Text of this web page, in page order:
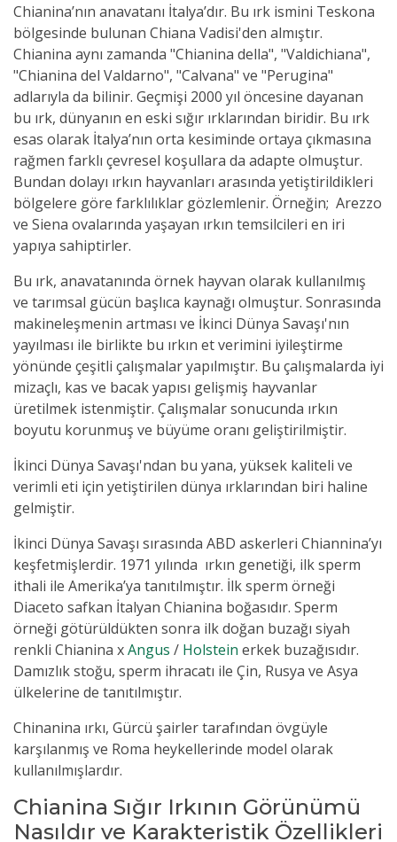
Chianina’nın anavatanı İtalya’dır. Bu ırk ismini Teskona
bölgesinde bulunan Chiana Vadisi'den almıştır.
Chianina aynı zamanda "Chianina della", "Valdichiana",
"Chianina del Valdarno", "Calvana" ve "Perugina"
adlarıyla da bilinir. Geçmişi 2000 yıl öncesine dayanan
bu ırk, dünyanın en eski sığır ırklarından biridir. Bu ırk
esas olarak İtalya’nın orta kesiminde ortaya çıkmasına
rağmen farklı çevresel koşullara da adapte olmuştur.
Bundan dolayı ırkın hayvanları arasında yetiştirildikleri
bölgelere göre farklılıklar gözlemlenir. Örneğin; Arezzo
ve Siena ovalarında yaşayan ırkın temsilcileri en iri
yapıya sahiptirler.
Bu ırk, anavatanında örnek hayvan olarak kullanılmış
ve tarımsal gücün başlıca kaynağı olmuştur. Sonrasında
makineleşmenin artması ve İkinci Dünya Savaşı'nın
yayılması ile birlikte bu ırkın et verimini iyileştirme
yönünde çeşitli çalışmalar yapılmıştır. Bu çalışmalarda iyi
mizaçlı, kas ve bacak yapısı gelişmiş hayvanlar
üretilmek istenmiştir. Çalışmalar sonucunda ırkın
boyutu korunmuş ve büyüme oranı geliştirilmiştir.
İkinci Dünya Savaşı'ndan bu yana, yüksek kaliteli ve
verimli eti için yetiştirilen dünya ırklarından biri haline
gelmiştir.
İkinci Dünya Savaşı sırasında ABD askerleri Chiannina’yı
keşfetmişlerdir. 1971 yılında ırkın genetiği, ilk sperm
ithali ile Amerika’ya tanıtılmıştır. İlk sperm örneği
Diaceto safkan İtalyan Chianina boğasıdır. Sperm
örneği götürüldükten sonra ilk doğan buzağı siyah
renkli Chianina xAngus / Holstein erkek buzağısıdır.
Damızlık stoğu, sperm ihracatı ile Çin, Rusya ve Asya
ülkelerine de tanıtılmıştır.
Chinanina ırkı, Gürcü şairler tarafından övgüyle
karşılanmış ve Roma heykellerinde model olarak
kullanılmışlardır.
Chianina Sığır Irkının Görünümü
Nasıldır ve Karakteristik Özellikleri